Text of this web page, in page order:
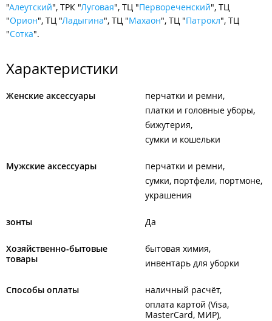
"Алеутский", ТРК "Луговая", ТЦ "Первореченский", ТЦ
"Орион", ТЦ "Ладыгина", ТЦ "Махаон", ТЦ "Патрокл", ТЦ
"Сотка".
Характеристики
Женские аксессуары
перчатки и ремни
платки и головные уборы
бижутерия
сумки и кошельки
Мужские аксессуары
перчатки и ремни
сумки, портфели, портмоне
украшения
зонты Да
Хозяйственно-бытовые
товары
бытовая химия
инвентарь для уборки
Способы оплаты
наличный расчёт
оплата картой (Visa,
MasterCard, МИР)